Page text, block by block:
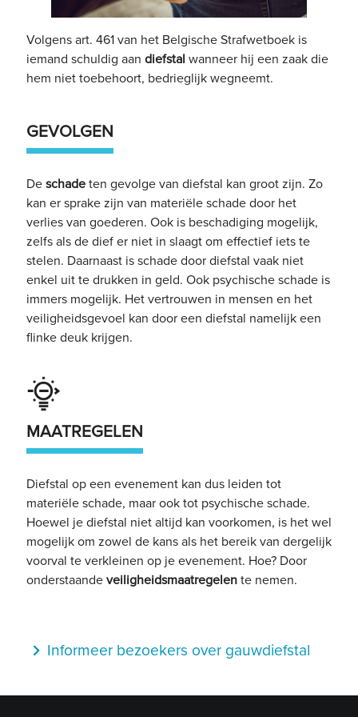
Volgens art. 461 van het Belgische Strafwetboek is
iemand schuldig aan diefstal wanneer hij een zaak die
hem niet toebehoort, bedrieglijk wegneemt.
GEVOLGEN
De schadeten gevolge van diefstal kan groot zijn. Zo
kan er sprake zijn van materiële schade door het
verlies van goederen. Ook is beschadiging mogelijk,
zelfs als de dief er niet in slaagt om effectief iets te
stelen. Daarnaast is schade door diefstal vaak niet
enkel uit te drukken in geld. Ook psychische schade is
immers mogelijk. Het vertrouwen in mensen en het
veiligheidsgevoel kan door een diefstal namelijk een
flinke deuk krijgen.
MAATREGELEN
Diefstal op een evenement kan dus leiden tot
materiële schade, maar ook tot psychische schade.
Hoewel je diefstal niet altijd kan voorkomen, is het wel
mogelijk om zowel de kans als het bereik van dergelijk
voorval te verkleinen op je evenement. Hoe? Door
onderstaande veiligheidsmaatregelente nemen.
navigate_next Informeer bezoekers over gauwdiefstal